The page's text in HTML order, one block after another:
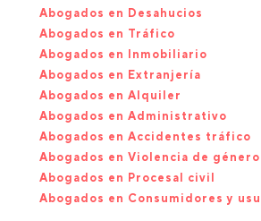
Abogados en Desahucios
Abogados en Tráfico
Abogados en Inmobiliario
Abogados en Extranjería
Abogados en Alquiler
Abogados en Administrativo
Abogados en Accidentes tráfico
Abogados en Violencia de género
Abogados en Procesal civil
Abogados en Consumidores y